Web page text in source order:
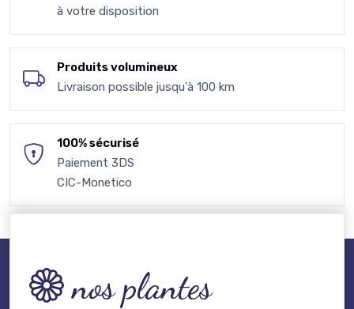
à votre disposition
Produits volumineux
Livraison possible jusqu'à 100 km
100% sécurisé
Paiement 3DS
CIC-Monetico
nos plantes